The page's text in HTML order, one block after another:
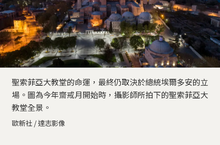
聖索菲亞大教堂的命運，最終仍取決於總統埃爾多安的立
場。圖為今年齋戒月開始時，攝影師所拍下的聖索菲亞大
教堂全景。
歐新社 / 達志影像